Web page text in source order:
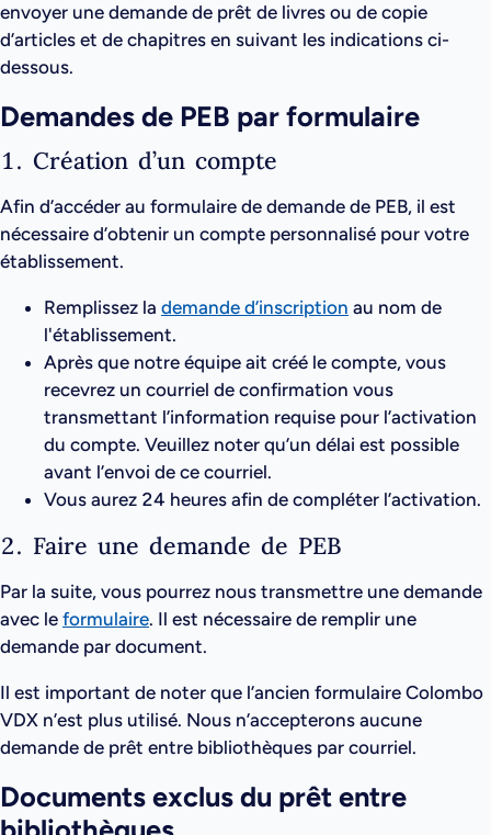
envoyer une demande de prêt de livres ou de copie
d’articles et de chapitres en suivant les indications ci-
dessous.
Demandes de PEB par formulaire
1. Création d’un compte
Afin d’accéder au formulaire de demande de PEB, il est
nécessaire d’obtenir un compte personnalisé pour votre
établissement.
Remplissez la demande d’inscription au nom de
l'établissement.
Après que notre équipe ait créé le compte, vous
recevrez un courriel de confirmation vous
transmettant l’information requise pour l’activation
du compte. Veuillez noter qu’un délai est possible
avant l’envoi de ce courriel.
Vous aurez 24 heures afin de compléter l’activation.
2. Faire une demande de PEB
Par la suite, vous pourrez nous transmettre une demande
avec le formulaire. Il est nécessaire de remplir une
demande par document.
Il est important de noter que l’ancien formulaire Colombo
VDX n’est plus utilisé. Nous n’accepterons aucune
demande de prêt entre bibliothèques par courriel.
Documents exclus du prêt entre